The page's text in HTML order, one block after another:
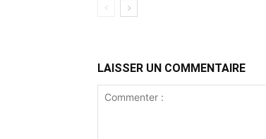
LAISSER UN COMMENTAIRE